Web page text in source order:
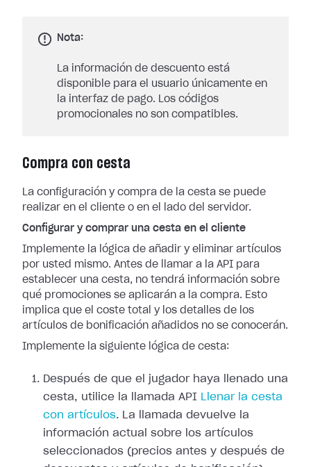
Nota:
La información de descuento está
disponible para el usuario únicamente en
la interfaz de pago. Los códigos
promocionales no son compatibles.
Compra con cesta
La configuración y compra de la cesta se puede
realizar en el cliente o en el lado del servidor.
Configurar y comprar una cesta en el cliente
Implemente la lógica de añadir y eliminar artículos
por usted mismo. Antes de llamar a la API para
establecer una cesta, no tendrá información sobre
qué promociones se aplicarán a la compra. Esto
implica que el coste total y los detalles de los
artículos de bonificación añadidos no se conocerán.
Implemente la siguiente lógica de cesta:
Después de que el jugador haya llenado una
cesta, utilice la llamada API Llenar la cesta
con artículos. La llamada devuelve la
información actual sobre los artículos
seleccionados (precios antes y después de